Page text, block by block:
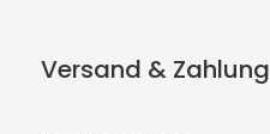
Versand & Zahlung